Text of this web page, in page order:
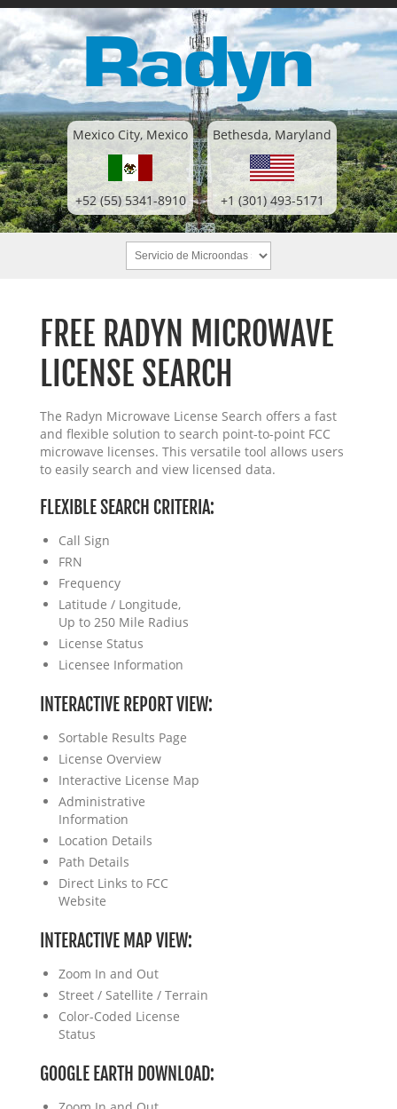
Bethesda, Maryland
+1 (301) 493-5171
Mexico City, Mexico
+52 (55) 5341-8910
FREE RADYN MICROWAVE
LICENSE SEARCH
The Radyn Microwave License Search offers a fast
and flexible solution to search point-to-point FCC
microwave licenses. This versatile tool allows users
to easily search and view licensed data.
FLEXIBLE SEARCH CRITERIA:
Call Sign
FRN
Frequency
Latitude / Longitude,
Up to 250 Mile Radius
License Status
Licensee Information
INTERACTIVE REPORT VIEW:
Sortable Results Page
License Overview
Interactive License Map
Administrative
Information
Location Details
Path Details
Direct Links to FCC
Website
INTERACTIVE MAP VIEW:
Zoom In and Out
Street / Satellite / Terrain
Color-Coded License
Status
GOOGLE EARTH DOWNLOAD: